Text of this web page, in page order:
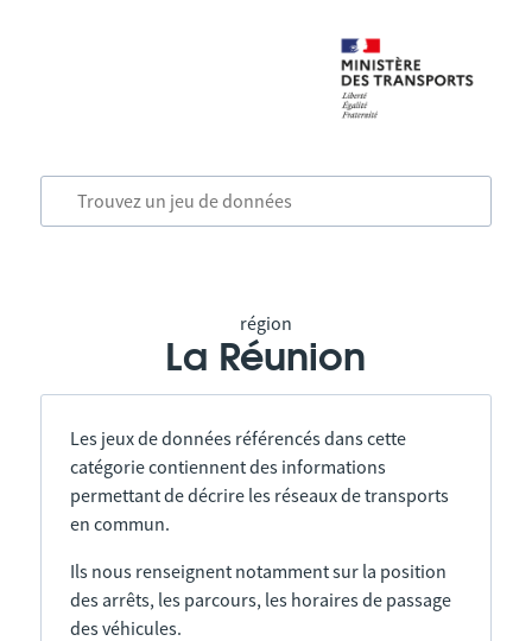
région
La Réunion
Les jeux de données référencés dans cette
catégorie contiennent des informations
permettant de décrire les réseaux de transports
en commun.
Ils nous renseignent notamment sur la position
des arrêts, les parcours, les horaires de passage
des véhicules.